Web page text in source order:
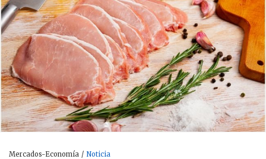
Mercados-Economía Noticia